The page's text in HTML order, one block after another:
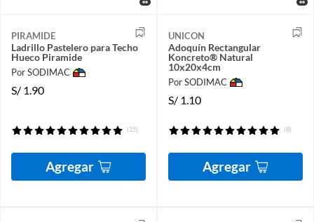
PIRAMIDE
Ladrillo Pastelero para Techo
Hueco Piramide
Por SODIMAC
S/ 1.90
(15)
Agregar
UNICON
Adoquín Rectangular
Koncreto® Natural
10x20x4cm
Por SODIMAC
S/ 1.10
(8)
Agregar